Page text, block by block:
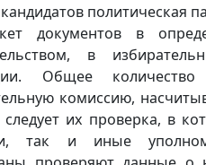
политическая
документов в
в
Общее
комиссию,
их проверка, в
так и иные